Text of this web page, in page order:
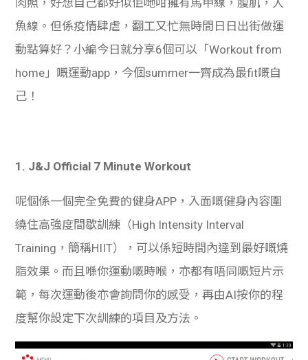
魚線。但係疫情肆虐，翻工又忙無時間日日出街做運
動點算好？小編今日就分享6個可以 「Workout from
home」嘅運動app，今個summer一齊成為最fit嘅自
己！
1. J&J Official 7 Minute Workout
呢個係一個完全免費的健身APP，入面嘅健身內容圍
繞住高強度間歇訓練（High Intensity Interval
Training，簡稱HIIT），可以係短時間內達到最好嘅燒
脂效果。而且喺你運動嘅時喉，亦都有唔同嘅短片示
範，每次運動後亦會詢問你的感受，再由AI按你的程
度幫你設定下次訓練的項目及方法。